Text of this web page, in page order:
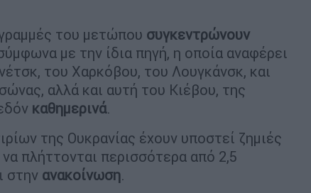
του μετώπου συγκεντρώνουν
με την ίδια πηγή, η οποία αναφέρει
του Χαρκόβου, του Λουγκάνσκ, και
αλλά και αυτή του Κιέβου, της
καθημερινά.
της Ουκρανίας έχουν υποστεί ζημιές
πλήττονται περισσότερα από 2,5
στην ανακοίνωση.